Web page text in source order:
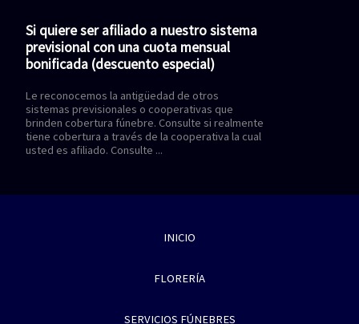
Si quiere ser afiliado a nuestro sistema
previsional con una cuota mensual
bonificada (descuento especial)
Le reconocemos la antigüedad de otros
sistemas previsionales o cooperativas que
brinden cobertura fúnebre. Consulte si realmente
tiene cobertura a través de la cooperativa la cual
usted es afiliado. Consulte ...
INICIO
FLORERÍA
SERVICIOS FÚNEBRES